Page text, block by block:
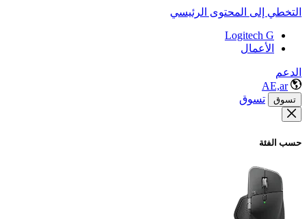
التخطي إلى المحتوى الرئيسي
Logitech G
الأعمال
الدعم
AE,ar
تسوق تسوق
حسب الفئة